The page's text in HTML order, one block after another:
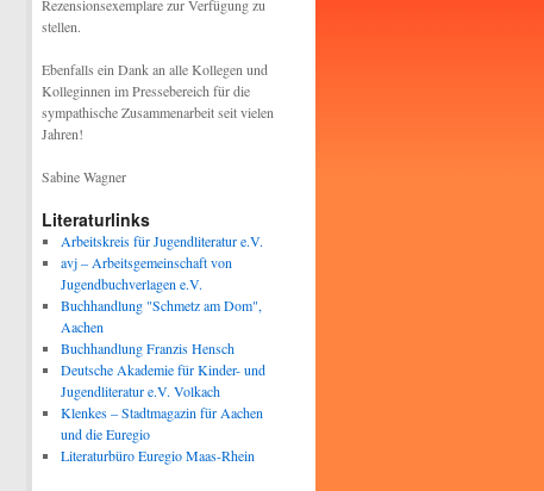
Rezensionsexemplare zur Verfügung zu
stellen.
Ebenfalls ein Dank an alle Kollegen und
Kolleginnen im Pressebereich für die
sympathische Zusammenarbeit seit vielen
Jahren!
Sabine Wagner
Literaturlinks
Arbeitskreis für Jugendliteratur e.V.
avj – Arbeitsgemeinschaft von
Jugendbuchverlagen e.V.
Buchhandlung "Schmetz am Dom",
Aachen
Buchhandlung Franzis Hensch
Deutsche Akademie für Kinder- und
Jugendliteratur e.V. Volkach
Klenkes – Stadtmagazin für Aachen
und die Euregio
Literaturbüro Euregio Maas-Rhein